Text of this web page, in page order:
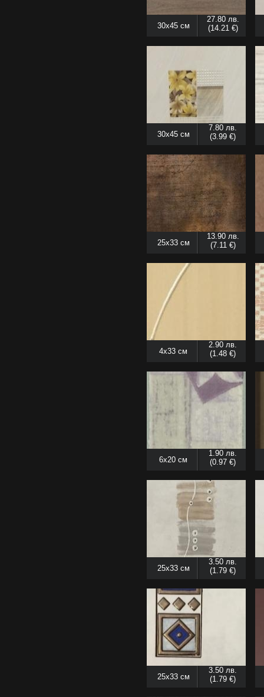
30x45 см
27.80 лв.
(14.21 €)
30x45 см
7.80 лв.
(3.99 €)
25x33 см
13.90 лв.
(7.11 €)
4x33 см
2.90 лв.
(1.48 €)
6x20 см
1.90 лв.
(0.97 €)
25x33 см
3.50 лв.
(1.79 €)
25x33 см
3.50 лв.
(1.79 €)